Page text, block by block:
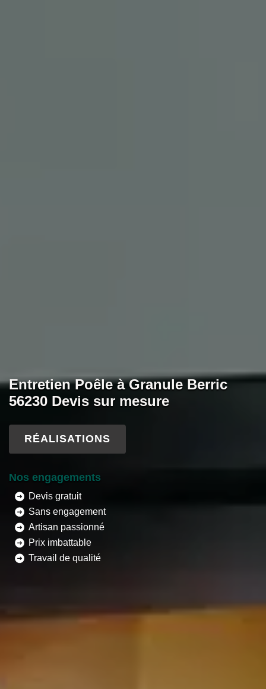
Entretien Poêle à Granule Berric
56230 Devis sur mesure
RÉALISATIONS
Nos engagements
Devis gratuit
Sans engagement
Artisan passionné
Prix imbattable
Travail de qualité